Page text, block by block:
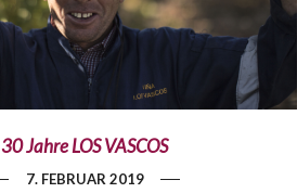
30 Jahre LOS VASCOS
7. FEBRUAR 2019